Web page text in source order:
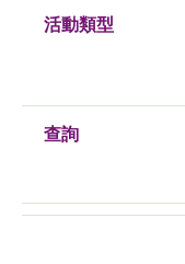
活動類型
查詢